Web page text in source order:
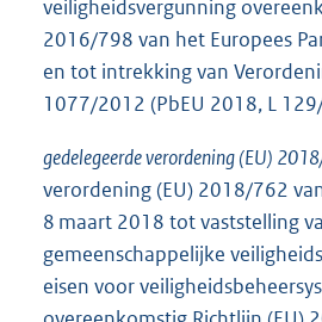
veiligheidsvergunning
2016/798 van het Europees
en tot intrekking van
1077/2012 (PbEU 2018, L
gedelegeerde verordening (EU)
verordening (EU) 2018/762
8 maart 2018 tot vaststelling
gemeenschappelijke
eisen voor